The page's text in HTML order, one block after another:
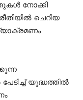
നോക്കി
ചെറിയ
യുദ്ധത്തില്‍